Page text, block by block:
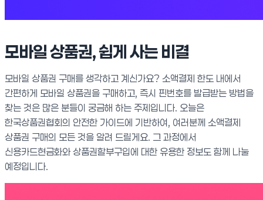
모바일 상품권, 쉽게 사는 비결
모바일 상품권 구매를 생각하고 계신가요? 소액결제 한도 내에서
간편하게 모바일 상품권을 구매하고, 즉시 핀번호를 발급받는 방법을
찾는 것은 많은 분들이 궁금해 하는 주제입니다. 오늘은
한국상품권협회의 안전한 가이드에 기반하여, 여러분께 소액결제
상품권 구매의 모든 것을 알려 드릴게요. 그 과정에서
신용카드현금화와 상품권할부구입에 대한 유용한 정보도 함께 나눌
예정입니다.